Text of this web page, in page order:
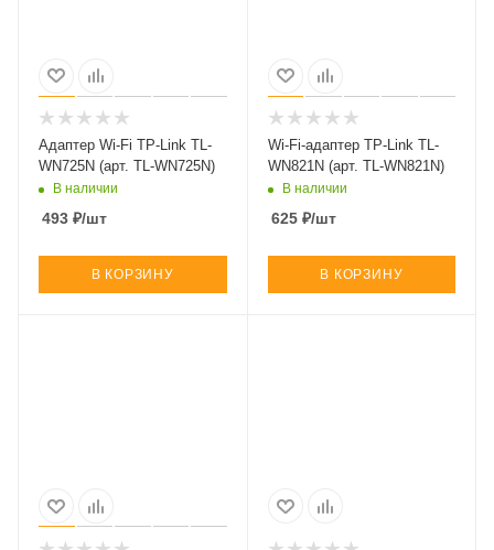
Адаптер Wi-Fi TP-Link TL-
WN725N (арт. TL-WN725N)
В наличии
493 ₽/шт
В КОРЗИНУ
Wi-Fi-адаптер TP-Link TL-
WN821N (арт. TL-WN821N)
В наличии
625₽/шт
В КОРЗИНУ